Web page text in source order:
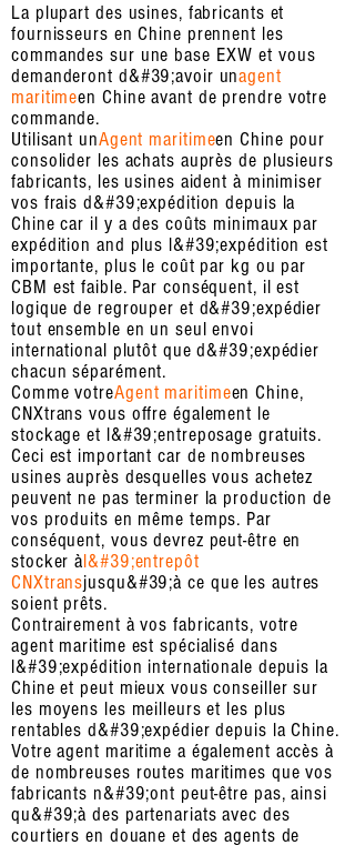
La plupart des usines, fabricants et
fournisseurs en Chine prennent les
commandes sur une base EXW et vous
demanderont d&#39;avoir unagent
maritimeen Chine avant de prendre votre
commande.
Utilisant unAgent maritimeen Chine pour
consolider les achats auprès de plusieurs
fabricants, les usines aident à minimiser
vos frais d&#39;expédition depuis la
Chine car il y a des coûts minimaux par
expédition and plus l&#39;expédition est
importante, plus le coût par kg ou par
CBM est faible. Par conséquent, il est
logique de regrouper et d&#39;expédier
tout ensemble en un seul envoi
international plutôt que d&#39;expédier
chacun séparément.
Comme votreAgent maritimeen Chine,
CNXtrans vous offre également le
stockage et l&#39;entreposage gratuits.
Ceci est important car de nombreuses
usines auprès desquelles vous achetez
peuvent ne pas terminer la production de
vos produits en même temps. Par
conséquent, vous devrez peut-être en
stocker àl&#39;entrepôt
CNXtransjusqu&#39;à ce que les autres
soient prêts.
Contrairement à vos fabricants, votre
agent maritime est spécialisé dans
l&#39;expédition internationale depuis la
Chine et peut mieux vous conseiller sur
les moyens les meilleurs et les plus
rentables d&#39;expédier depuis la Chine.
Votre agent maritime a également accès à
de nombreuses routes maritimes que vos
fabricants n&#39;ont peut-être pas, ainsi
qu&#39;à des partenariats avec des
courtiers en douane et des agents de